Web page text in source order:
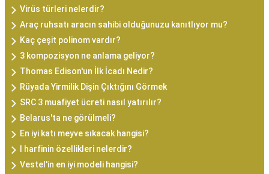
Virüs türleri nelerdir?
Araç ruhsatı aracın sahibi olduğunuzu kanıtlıyor mu?
Kaç çeşit polinom vardır?
3 kompozisyon ne anlama geliyor?
Thomas Edison'un İlk İcadı Nedir?
Rüyada Yirmilik Dişin Çıktığını Görmek
SRC 3 muafiyet ücreti nasıl yatırılır?
Belarus'ta ne görülmeli?
En iyi katı meyve sıkacak hangisi?
I harfinin özellikleri nelerdir?
Vestel'in en iyi modeli hangisi?